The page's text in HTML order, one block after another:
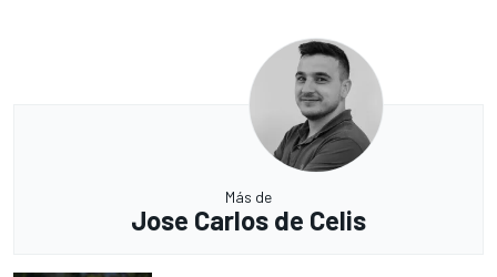
Más de
Jose Carlos de Celis